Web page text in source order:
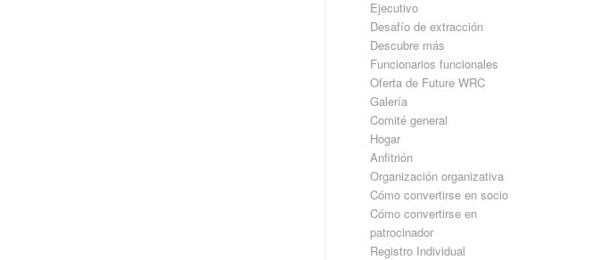
Ejecutivo
Desafío de extracción
Descubre más
Funcionarios funcionales
Oferta de Future WRC
Galería
Comité general
Hogar
Anfitrión
Organización organizativa
Cómo convertirse en socio
Cómo convertirse en
patrocinador
Registro Individual